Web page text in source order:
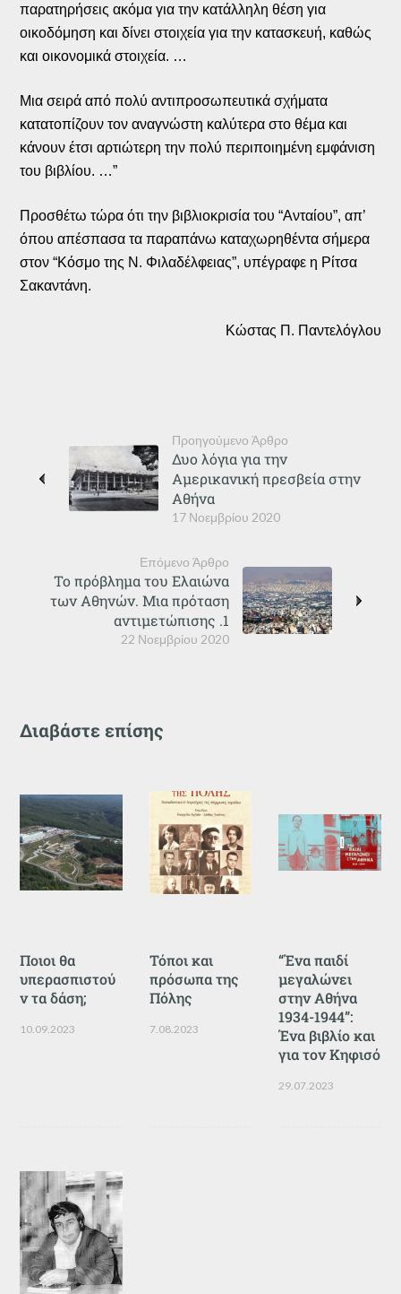
παρατηρήσεις ακόμα για την κατάλληλη θέση για
οικοδόμηση και δίνει στοιχεία για την κατασκευή, καθώς
και οικονομικά στοιχεία. …
Μια σειρά από πολύ αντιπροσωπευτικά σχήματα
κατατοπίζουν τον αναγνώστη καλύτερα στο θέμα και
κάνουν έτσι αρτιώτερη την πολύ περιποιημένη εμφάνιση
του βιβλίου. …”
Προσθέτω τώρα ότι την βιβλιοκρισία του “Ανταίου”, απ’
όπου απέσπασα τα παραπάνω καταχωρηθέντα σήμερα
στον “Κόσμο της Ν. Φιλαδέλφειας”, υπέγραφε η Ρίτσα
Σακαντάνη.
Κώστας Π. Παντελόγλου
Προηγούμενο Άρθρο
17 Νοεμβρίου 2020
Δυο λόγια για την
Αμερικανική πρεσβεία στην
Αθήνα
Επόμενο Άρθρο
22 Νοεμβρίου 2020
Το πρόβλημα του Ελαιώνα
των Αθηνών. Μια πρόταση
αντιμετώπισης .1
Διαβάστε επίσης
Ποιοι θα
υπερασπιστού
ν τα δάση;
10.09.2023
Τόποι και
πρόσωπα της
Πόλης
7.08.2023
“Ένα παιδί
μεγαλώνει
στην Αθήνα
1934-1944”:
Ένα βιβλίο και
για τον Κηφισό
29.07.2023